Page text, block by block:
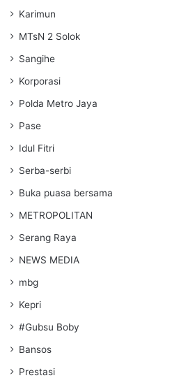
Karimun
MTsN 2 Solok
Sangihe
Korporasi
Polda Metro Jaya
Pase
Idul Fitri
Serba-serbi
Buka puasa bersama
METROPOLITAN
Serang Raya
NEWS MEDIA
mbg
Kepri
#Gubsu Boby
Bansos
Prestasi